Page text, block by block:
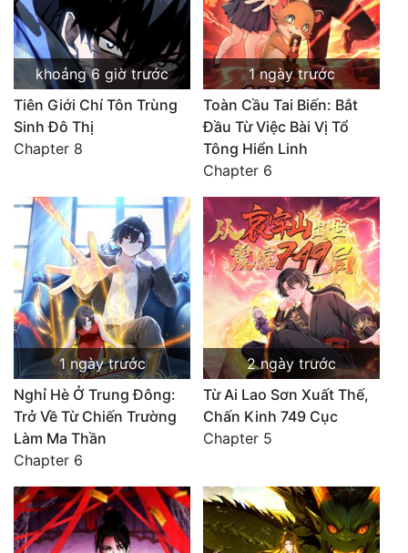
khoảng 6 giờ trước
Tiên Giới Chí Tôn Trùng
Sinh Đô Thị
Chapter 8
1 ngày trước
Toàn Cầu Tai Biến: Bắt
Đầu Từ Việc Bài Vị Tổ
Tông Hiển Linh
Chapter 6
1 ngày trước
Nghỉ Hè Ở Trung Đông:
Trở Về Từ Chiến Trường
Làm Ma Thần
Chapter 6
2 ngày trước
Từ Ai Lao Sơn Xuất Thế,
Chấn Kinh 749 Cục
Chapter 5